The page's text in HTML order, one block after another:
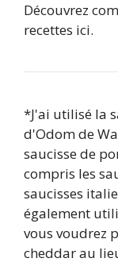
Découvrez
recettes ici.
*J'ai utilisé la
d'Odom de
saucisse de
compris les
saucisses
également
vous voudrez
cheddar au